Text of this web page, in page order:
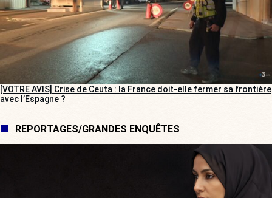
[VOTRE AVIS] Crise de Ceuta : la France doit-elle fermer sa frontière
avec l’Espagne ?
REPORTAGES/GRANDES ENQUÊTES